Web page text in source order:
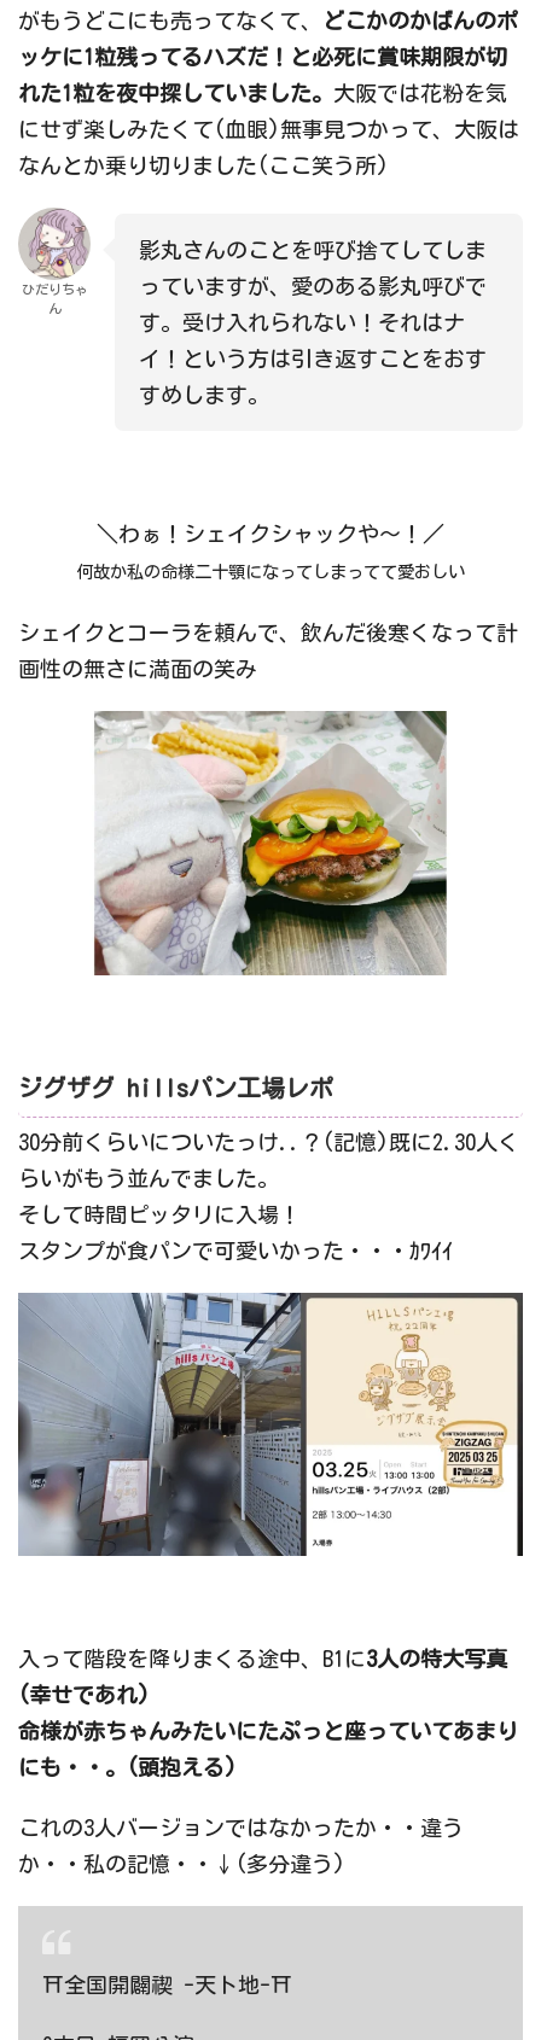
がもうどこにも売ってなくて、
どこかのかばんのポ
ッケに1粒残ってるハズだ！と必死に賞味期限が切
れた1粒を夜中探していました。 大阪では花粉を気
にせず楽しみたくて(血眼)無事見つかって、大阪は
なんとか乗り切りました(ここ笑う所)
ひだりちゃ
ん
影丸さんのことを呼び捨てしてしま
っていますが、愛のある影丸呼びで
す。受け入れられない！それはナ
イ！という方は引き返すことをおす
すめします。
＼わぁ！シェイクシャックや～！／
何故か私の命様二十顎になってしまってて愛おしい
シェイクとコーラを頼んで、飲んだ後寒くなって計
画性の無さに満面の笑み
ジグザグ hillsパン工場レポ
30分前くらいについたっけ..？(記憶)既に2.30人く
らいがもう並んでました。
そして時間ピッタリに入場！
スタンプが食パンで可愛いかった・・・ｶﾜｲｲ
入って階段を降りまくる途中、B1に3人の特大写真
(幸せであれ)
命様が赤ちゃんみたいにたぷっと座っていてあまり
にも・・。(頭抱える)
これの3人バージョンではなかったか・・違う
か・・私の記憶・・↓(多分違う)
⛩全国開闢禊 -天ト地-⛩